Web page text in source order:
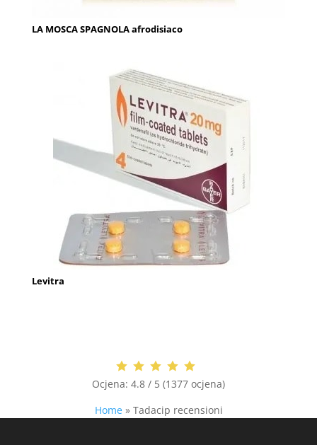
LA MOSCA SPAGNOLA afrodisiaco
Levitra
Ocjena: 4.8 / 5 (1377 ocjena)
Home» Tadacip recensioni